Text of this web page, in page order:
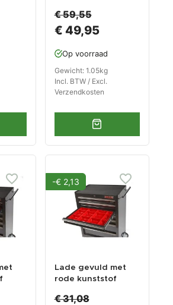
€ 59,55
€ 49,95
Op voorraad
Gewicht: 1.05kg
Incl. BTW / Excl.
Verzendkosten
-€ 2,13
Lade gevuld met
rode kunststof
€ 31,08